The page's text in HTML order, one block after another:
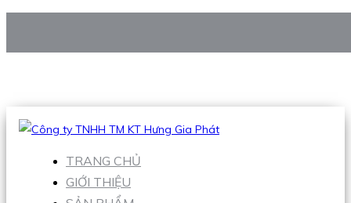
Hotline:0938 906 663
TRANG CHỦ
GIỚI THIỆU